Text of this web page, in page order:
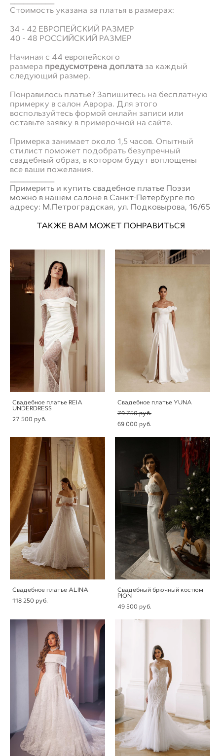
Стоимость указана за платья в размерах:
34 - 42 ЕВРОПЕЙСКИЙ РАЗМЕР
40 - 48 РОССИЙСКИЙ РАЗМЕР
Начиная с 44 европейского
размера предусмотрена доплата за каждый
следующий размер.
Понравилось платье? Запишитесь на бесплатную
примерку в салон Аврора. Для этого
воспользуйтесь формой онлайн записи или
оставьте заявку в примерочной на сайте.
Примерка занимает около 1,5 часов. Опытный
стилист поможет подобрать безупречный
свадебный образ, в котором будут воплощены
все ваши пожелания.
Примерить и купить свадебное платье Поэзи
можно в нашем салоне в Санкт-Петербурге по
адресу: М.Петроградская, ул. Подковырова, 16/65
ТАКЖЕ ВАМ МОЖЕТ ПОНРАВИТЬСЯ
Свадебное платье REIA
UNDERDRESS
27 500 pуб.
Свадебное платье YUNA
79 750 pуб.
69 000 pуб.
Свадебное платье ALINA
118 250 pуб.
Свадебный брючный костюм
PION
49 500 pуб.